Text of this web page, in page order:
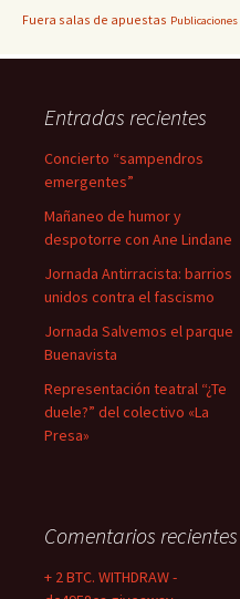
Fuera salas de apuestas Publicaciones
Entradas recientes
Concierto “sampendros
emergentes”
Mañaneo de humor y
despotorre con Ane Lindane
Jornada Antirracista: barrios
unidos contra el fascismo
Jornada Salvemos el parque
Buenavista
Representación teatral “¿Te
duele?” del colectivo «La
Presa»
Comentarios recientes
+ 2 BTC. WITHDRAW -